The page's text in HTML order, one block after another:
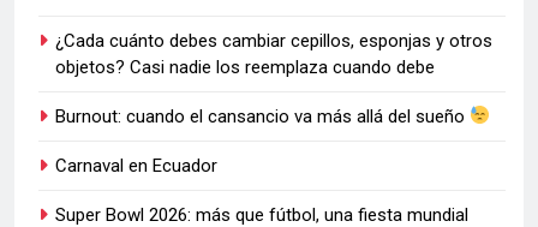
¿Cada cuánto debes cambiar cepillos, esponjas y otros
objetos? Casi nadie los reemplaza cuando debe
Burnout: cuando el cansancio va más allá del sueño
Carnaval en Ecuador
Super Bowl 2026: más que fútbol, una fiesta mundial